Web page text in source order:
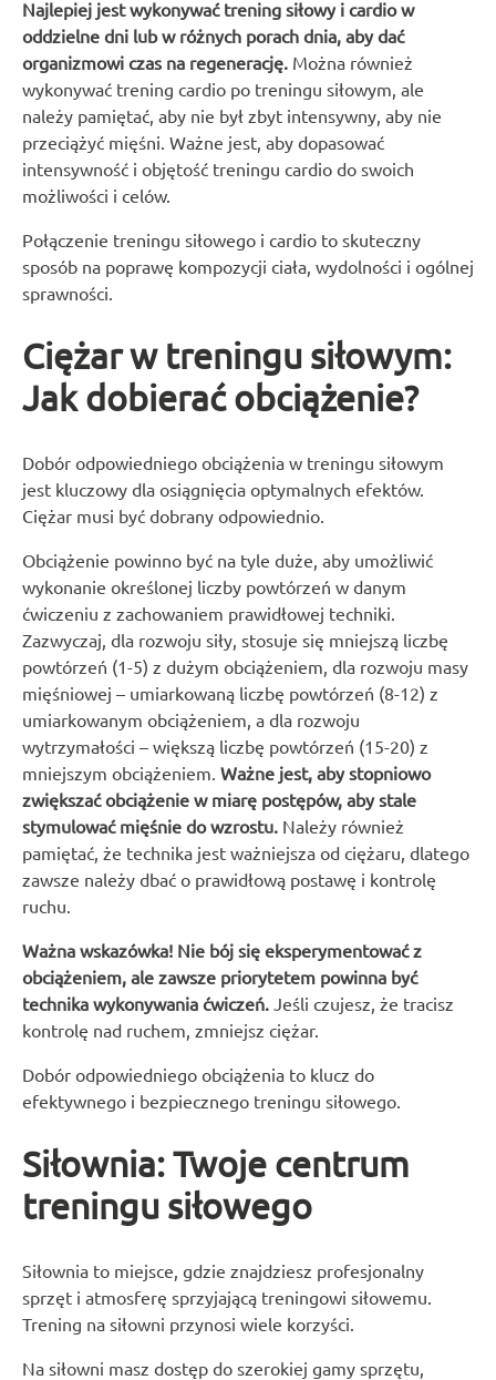
Najlepiej jest wykonywać trening siłowy i cardio w
oddzielne dni lub w różnych porach dnia, aby dać
organizmowi czas na regenerację. Można również
wykonywać trening cardio po treningu siłowym, ale
należy pamiętać, aby nie był zbyt intensywny, aby nie
przeciążyć mięśni. Ważne jest, aby dopasować
intensywność i objętość treningu cardio do swoich
możliwości i celów.
Połączenie treningu siłowego i cardio to skuteczny
sposób na poprawę kompozycji ciała, wydolności i ogólnej
sprawności.
Ciężar w treningu siłowym:
Jak dobierać obciążenie?
Dobór odpowiedniego obciążenia w treningu siłowym
jest kluczowy dla osiągnięcia optymalnych efektów.
Ciężar musi być dobrany odpowiednio.
Obciążenie powinno być na tyle duże, aby umożliwić
wykonanie określonej liczby powtórzeń w danym
ćwiczeniu z zachowaniem prawidłowej techniki.
Zazwyczaj, dla rozwoju siły, stosuje się mniejszą liczbę
powtórzeń (1-5) z dużym obciążeniem, dla rozwoju masy
mięśniowej – umiarkowaną liczbę powtórzeń (8-12) z
umiarkowanym obciążeniem, a dla rozwoju
wytrzymałości – większą liczbę powtórzeń (15-20) z
mniejszym obciążeniem. Ważne jest, aby stopniowo
zwiększać obciążenie w miarę postępów, aby stale
stymulować mięśnie do wzrostu. Należy również
pamiętać, że technika jest ważniejsza od ciężaru, dlatego
zawsze należy dbać o prawidłową postawę i kontrolę
ruchu.
Ważna wskazówka! Nie bój się eksperymentować z
obciążeniem, ale zawsze priorytetem powinna być
technika wykonywania ćwiczeń. Jeśli czujesz, że tracisz
kontrolę nad ruchem, zmniejsz ciężar.
Dobór odpowiedniego obciążenia to klucz do
efektywnego i bezpiecznego treningu siłowego.
Siłownia: Twoje centrum
treningu siłowego
Siłownia to miejsce, gdzie znajdziesz profesjonalny
sprzęt i atmosferę sprzyjającą treningowi siłowemu.
Trening na siłowni przynosi wiele korzyści.
Na siłowni masz dostęp do szerokiej gamy sprzętu,